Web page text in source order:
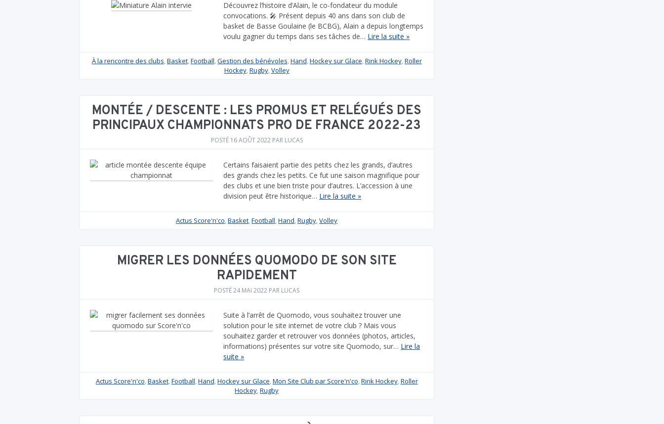
Découvrez l’histoire d’Alain, le co-fondateur du module
convocations. 🎤 Présent depuis 40 ans dans son club de
basket de Basse Goulaine (le BCBG), Alain a depuis longtemps
voulu gagner du temps dans ses tâches de… Lire la suite »
À la rencontre des clubs,Basket,Football,Gestion des bénévoles,Hand,Hockey sur Glace,Rink Hockey,Roller
Hockey,Rugby,Volley
MONTÉE / DESCENTE : LES PROMUS ET RELÉGUÉS DES
PRINCIPAUX CHAMPIONNATS PRO DE FRANCE 2022-23
POSTÉ 16 AOÛT 2022 PAR LUCAS
Certains faisaient partie des petits chez les grands, d’autres
des grands chez les petits. Ce fut une saison magnifique pour
des clubs et une bien triste pour d’autres. L’accession à une
division peut être historique… Lire la suite »
Actus Score'n'co,Basket,Football,Hand,Rugby,Volley
MIGRER LES DONNÉES QUOMODO DE SON SITE
RAPIDEMENT
POSTÉ24 MAI 2022 PAR LUCAS
Suite à l’arrêt de Quomodo, vous souhaitez trouver une
solution pour le site internet de votre club ? Mais vous
souhaitez garder et retrouver vos données (photos, articles,
informations) présentes sur votre site Quomodo, sur… Lire la
suite »
Actus Score'n'co,Basket,Football,Hand,Hockey sur Glace,Mon Site Club par Score'n'co,Rink Hockey,Roller
Hockey,Rugby